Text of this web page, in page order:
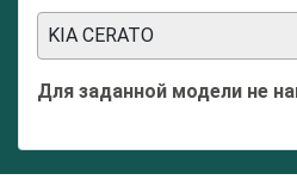
KIA CERATO
Для заданной модели не